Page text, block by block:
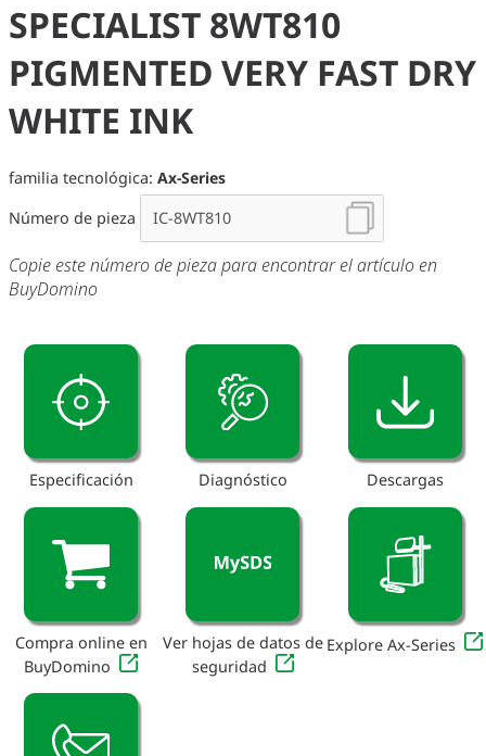
SPECIALIST 8WT810
PIGMENTED VERY FAST DRY
WHITE INK
familia tecnológica: Ax-Series
Número de pieza
Copie este número de pieza para encontrar el artículo en
BuyDomino
Especificación Diagnóstico Descargas
Compra online en
BuyDomino
Ver hojas de datos de
seguridad
Explore Ax-Series